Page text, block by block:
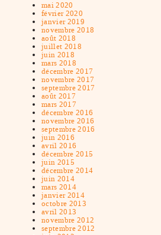
mai 2020
février 2020
janvier 2019
novembre 2018
août 2018
juillet 2018
juin 2018
mars 2018
décembre 2017
novembre 2017
septembre 2017
août 2017
mars 2017
décembre 2016
novembre 2016
septembre 2016
juin 2016
avril 2016
décembre 2015
juin 2015
décembre 2014
juin 2014
mars 2014
janvier 2014
octobre 2013
avril 2013
novembre 2012
septembre 2012